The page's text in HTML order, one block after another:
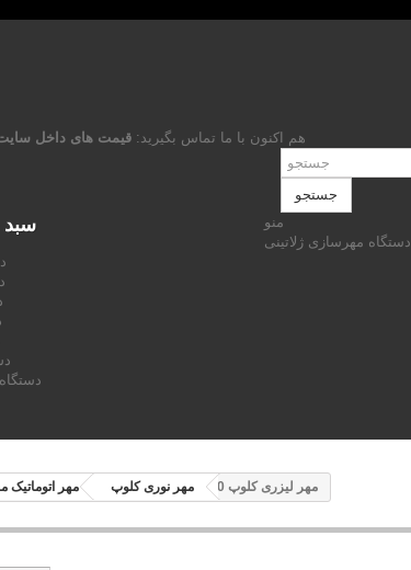
هم اکنون با ما تماس بگیرید: قیمت های داخل
جستجو
سبد
منو
دستگاه مهرسازی ژلاتینی
مهر مهر نوری کلوپ مهر لیزری کلوپ 20